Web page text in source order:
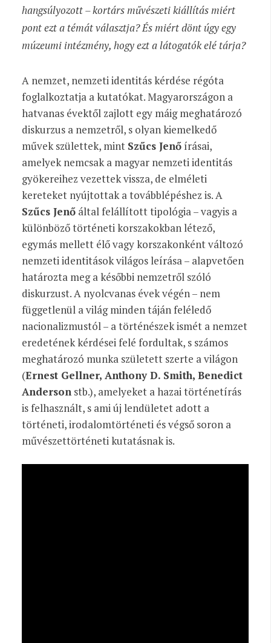
hangsúlyozott – kortárs művészeti kiállítás miért
pont ezt a témát választja? És miért dönt úgy egy
múzeumi intézmény, hogy ezt a látogatók elé tárja?
A nemzet, nemzeti identitás kérdése régóta
foglalkoztatja a kutatókat. Magyarországon a
hatvanas évektől zajlott egy máig meghatározó
diskurzus a nemzetről, s olyan kiemelkedő
művek születtek, mint Szűcs Jenőírásai,
amelyek nemcsak a magyar nemzeti identitás
gyökereihez vezettek vissza, de elméleti
kereteket nyújtottak a továbblépéshez is. A
Szűcs Jenőáltal felállított tipológia – vagyis a
különböző történeti korszakokban létező,
egymás mellett élő vagy korszakonként változó
nemzeti identitások világos leírása – alapvetően
határozta meg a későbbi nemzetről szóló
diskurzust. A nyolcvanas évek végén – nem
függetlenül a világ minden táján feléledő
nacionalizmustól – a történészek ismét a nemzet
eredetének kérdései felé fordultak, s számos
meghatározó munka született szerte a világon
(Ernest Gellner, Anthony D. Smith, Benedict
Andersonstb.), amelyeket a hazai történetírás
is felhasznált, s ami új lendületet adott a
történeti, irodalomtörténeti és végső soron a
művészettörténeti kutatásnak is.